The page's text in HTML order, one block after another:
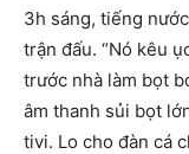
3h sáng, tiếng
trận đấu. “Nó kêu
trước nhà làm bọt
âm thanh sủi bọt
tivi. Lo cho đàn cá